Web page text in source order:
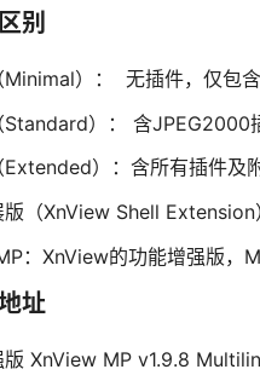
别
Minimal）： 无插件，仅包
Standard）： 含JPEG2000
Extended）：含所有插件及
版（XnView Shell
：XnView的功能增强版，
址
版 XnView MP v1.9.8